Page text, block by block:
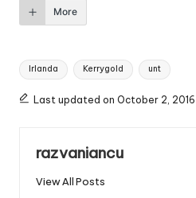
More
Tags:
Irlanda Kerrygold unt
Last updated on October 2, 2016
razvaniancu
View All Posts